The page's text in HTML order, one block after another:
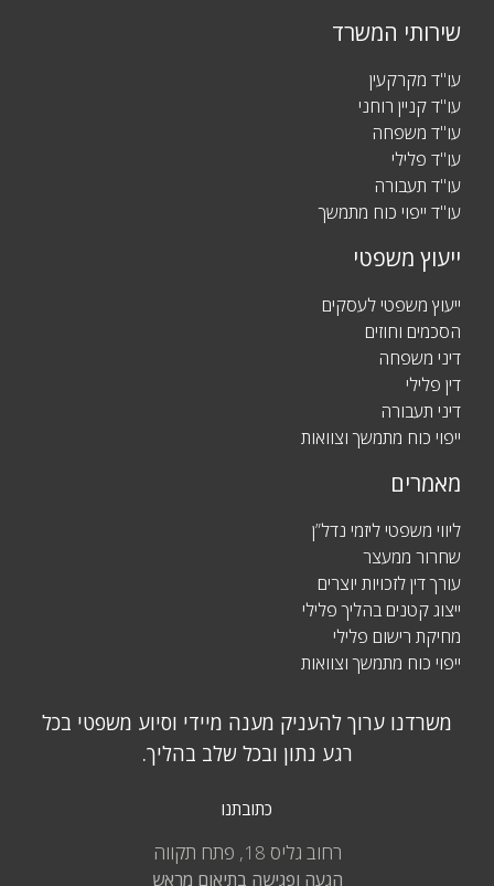
שירותי המשרד
עו"ד מקרקעין
עו"ד קניין רוחני
עו"ד משפחה
עו"ד פלילי
עו"ד תעבורה
עו"ד ייפוי כוח מתמשך
ייעוץ משפטי
ייעוץ משפטי לעסקים
הסכמים וחוזים
דיני משפחה
דין פלילי
דיני תעבורה
ייפוי כוח מתמשך וצוואות
מאמרים
ליווי משפטי ליזמי נדל”ן
שחרור ממעצר
עורך דין לזכויות יוצרים
ייצוג קטנים בהליך פלילי
מחיקת רישום פלילי
ייפוי כוח מתמשך וצוואות
משרדנו ערוך להעניק מענה מיידי וסיוע משפטי בכל
רגע נתון ובכל שלב בהליך.
כתובתנו
רחוב גליס 18, פתח תקווה
הגעה ופגישה בתיאום מראש